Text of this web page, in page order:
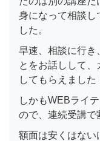
身になって相談し
した。
早速、相談に行き
とをお話しして、
してもらえました
しかもWEBライ
ので、連続受講で
額面は安くはない